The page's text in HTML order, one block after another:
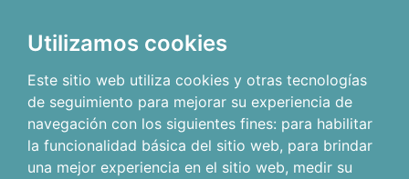
Utilizamos cookies
Este sitio web utiliza cookies y otras tecnologías
de seguimiento para mejorar su experiencia de
navegación con los siguientes fines: para habilitar
la funcionalidad básica del sitio web, para brindar
una mejor experiencia en el sitio web, medir su